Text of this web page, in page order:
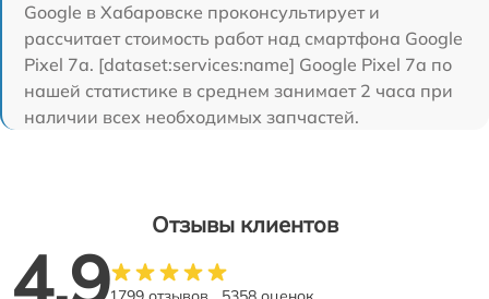
Google в Хабаровске проконсультирует и
рассчитает стоимость работ над смартфона Google
Pixel 7a. [dataset:services:name] Google Pixel 7a по
нашей статистике в среднем занимает 2 часа при
наличии всех необходимых запчастей.
Отзывы клиентов
4.9